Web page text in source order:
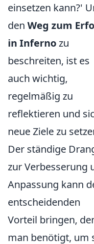
einsetzen kann?'
den Weg zum
in Infernozu
beschreiten, ist es
auch wichtig,
regelmäßig zu
reflektieren und
neue Ziele zu
Der ständige
zur Verbesserung
Anpassung kann
entscheidenden
Vorteil bringen,
man benötigt, um